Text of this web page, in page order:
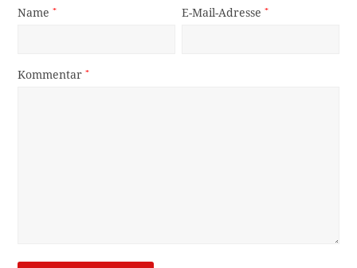
Name* E-Mail-Adresse*
Kommentar*